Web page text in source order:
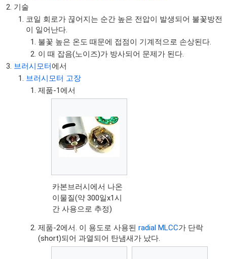
투고기술 위키 저작권
기술
코일 회로가 끊어지는 순간 높은 전압이 발생되어 불꽃방전
이 일어난다.
불꽃 높은 온도 때문에 접점이 기계적으로 손상된다.
이 때 잡음(노이즈)가 방사되어 문제가 된다.
브러시모터에서
브러시모터 고장
제품-1에서
카본브러시에서 나온
이물질(약 300일x1시
간 사용으로 추정)
제품-2에서. 이 용도로 사용된radial MLCC가 단락
(short)되어 과열되어 탄냄새가 났다.